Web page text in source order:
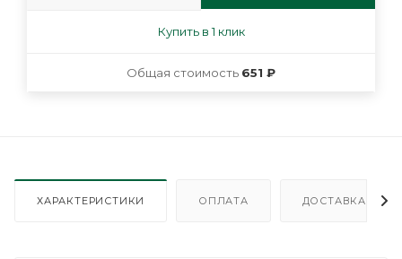
Купить в 1 клик
Общая стоимость 651 ₽
ХАРАКТЕРИСТИКИ ОПЛАТА ДОСТАВКА